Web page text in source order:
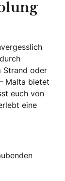
Strand oder
Malta bietet
euch von
eine